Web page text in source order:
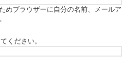
めブラウザーに自分の名前、メールア
ください。